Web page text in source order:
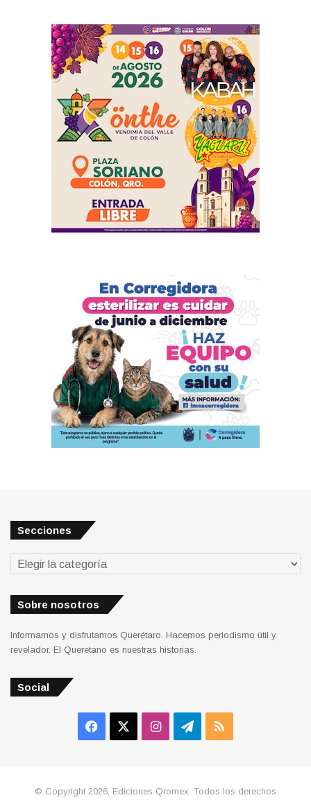
Secciones
Secciones
Sobre nosotros
Informamos y disfrutamos Querétaro. Hacemos periodismo útil y
revelador. El Queretano es nuestras historias.
Social
Facebook InstagramTelegram
RSS
© Copyright 2026, Ediciones Qromex. Todos los derechos